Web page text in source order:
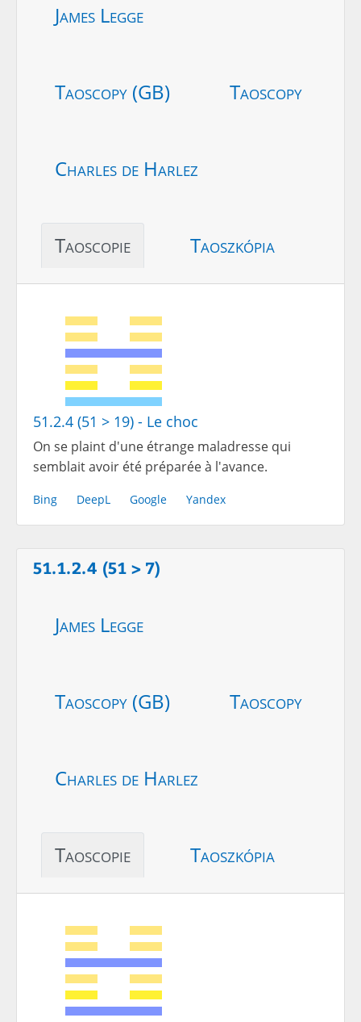
James Legge
Taoscopy (GB) Taoscopy
Charles de Harlez
Taoscopie Taoszkópia
51.2.4 (51 > 19) - Le choc
On se plaint d'une étrange maladresse qui
semblait avoir été préparée à l'avance.
Bing DeepL Google Yandex
51.1.2.4 (51 > 7)
James Legge
Taoscopy (GB) Taoscopy
Charles de Harlez
Taoscopie Taoszkópia